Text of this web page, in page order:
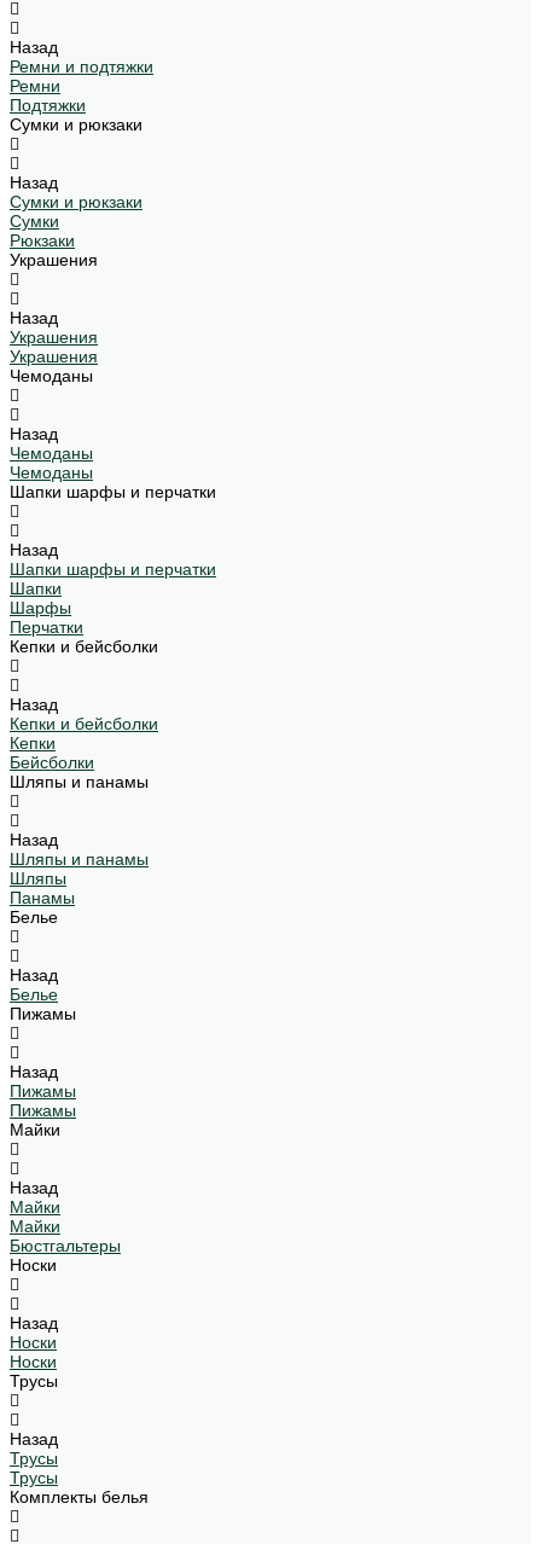
Назад
Ремни и подтяжки
Ремни
Подтяжки
Сумки и рюкзаки
Назад
Сумки и рюкзаки
Сумки
Рюкзаки
Украшения
Назад
Украшения
Украшения
Чемоданы
Назад
Чемоданы
Чемоданы
Шапки шарфы и перчатки
Назад
Шапки шарфы и перчатки
Шапки
Шарфы
Перчатки
Кепки и бейсболки
Назад
Кепки и бейсболки
Кепки
Бейсболки
Шляпы и панамы
Назад
Шляпы и панамы
Шляпы
Панамы
Белье
Назад
Белье
Пижамы
Назад
Пижамы
Пижамы
Майки
Назад
Майки
Майки
Бюстгальтеры
Носки
Назад
Носки
Носки
Трусы
Назад
Трусы
Трусы
Комплекты белья